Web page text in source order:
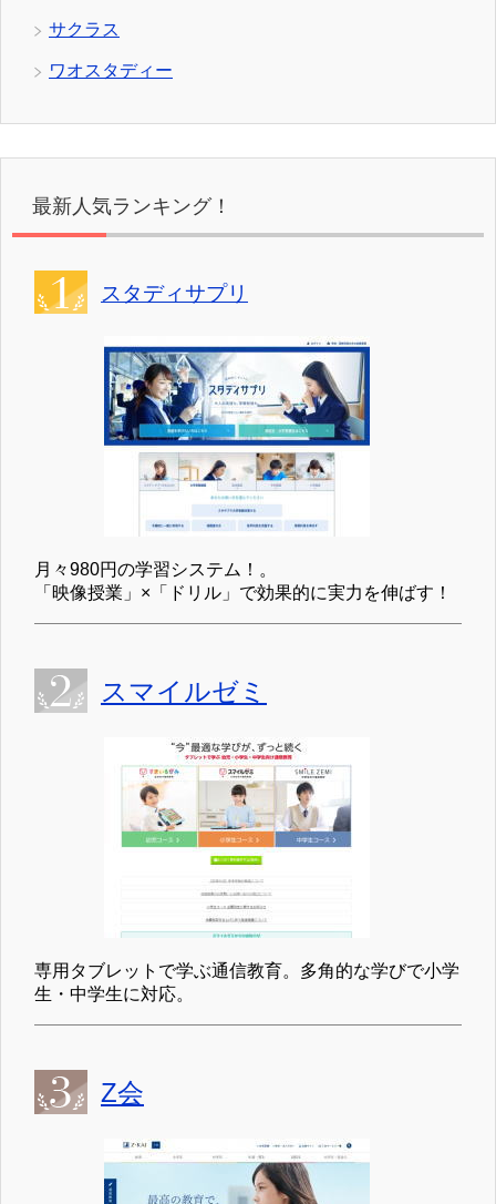
サクラス
ワオスタディー
最新人気ランキング！
スタディサプリ
月々980円の学習システム！。
「映像授業」×「ドリル」で効果的に実力を伸ばす！
スマイルゼミ
専用タブレットで学ぶ通信教育。多角的な学びで小学
生・中学生に対応。
Z会